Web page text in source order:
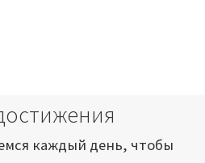
каждый день, чтобы